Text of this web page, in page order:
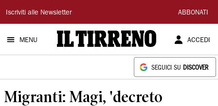
Il
Tirreno
Iscriviti alle Newsletter ABBONATI
MENU ACCEDI
SEGUICI SU DISCOVER
Migranti: Magi, 'decreto